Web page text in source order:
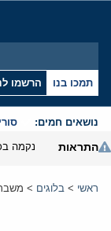
תמכו בנו הרשמו
נושאים חמים:
התראות
ראשי > בלוגים >